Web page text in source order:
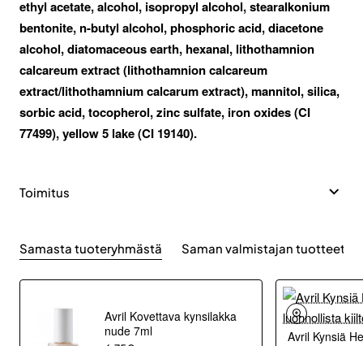
ethyl acetate, alcohol, isopropyl alcohol, stearalkonium
bentonite, n-butyl alcohol, phosphoric acid, diacetone
alcohol, diatomaceous earth, hexanal, lithothamnion
calcareum extract (lithothamnion calcareum
extract/lithothamnium calcarum extract), mannitol, silica,
sorbic acid, tocopherol, zinc sulfate, iron oxides (CI
77499), yellow 5 lake (CI 19140).
Toimitus
Samasta tuoteryhmästä Saman valmistajan tuotteet
Avril Kovettava kynsilakka
nude 7ml
Avril Kynsiä